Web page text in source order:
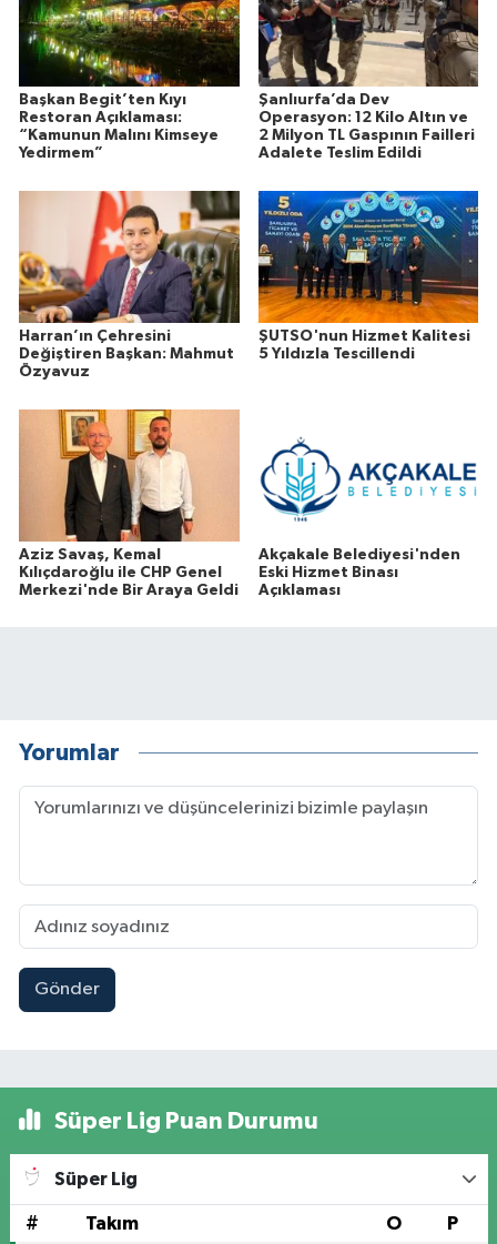
Başkan Begit’ten Kıyı
Restoran Açıklaması:
“Kamunun Malını Kimseye
Yedirmem”
Şanlıurfa’da Dev
Operasyon: 12 Kilo Altın ve
2 Milyon TL Gaspının Failleri
Adalete Teslim Edildi
Harran’ın Çehresini
Değiştiren Başkan: Mahmut
Özyavuz
ŞUTSO'nun Hizmet Kalitesi
5 Yıldızla Tescillendi
Aziz Savaş, Kemal
Kılıçdaroğlu ile CHP Genel
Merkezi'nde Bir Araya Geldi
Akçakale Belediyesi'nden
Eski Hizmet Binası
Açıklaması
Yorumlar
Gönder
Süper Lig Puan Durumu
Süper Lig
# Takım O P